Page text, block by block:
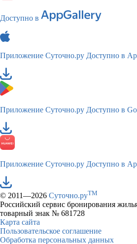
Доступно в
Приложение Суточно.ру Доступно в
Приложение Суточно.ру Доступно в
Приложение Суточно.ру Доступно в
© 2011—2026 Суточно.руTM
Российский сервис бронирования
товарный знак № 681728
Карта сайта
Пользовательское соглашение
Обработка персональных данных